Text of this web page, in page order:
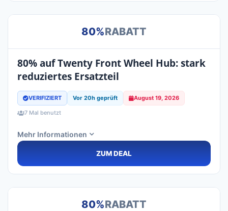
80%RABATT
80% auf Twenty Front Wheel Hub: stark
reduziertes Ersatzteil
VERIFIZIERT Vor 20h geprüft August 19, 2026
7 Mal benutzt
Mehr Informationen
ZUM DEAL
80%RABATT